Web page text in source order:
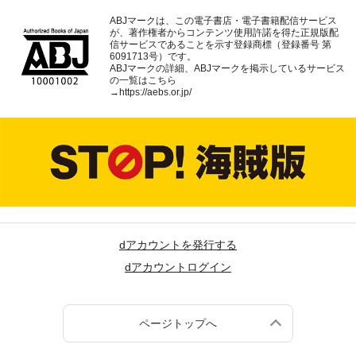
ABJマークは、この電子書店・電子書籍配信サービス
が、著作権者からコンテンツ使用許諾を得た正規版配
信サービスであることを示す登録商標（登録番号 第
6091713号）です。
ABJマークの詳細、ABJマークを掲示しているサービス
の一覧はこちら
→ https://aebs.or.jp/
dアカウントを発行する
dアカウントログイン
ページトップへ